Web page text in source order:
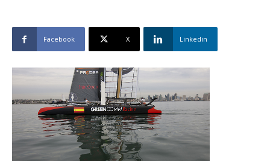
Facebook X Linkedin